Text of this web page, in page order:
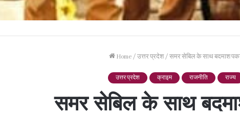
Home / उत्तर प्रदेश / समर सेबिल के साथ बदमाश
उत्तर प्रदेश क्राइम राजनीति राज्य
समर सेबिल के साथ